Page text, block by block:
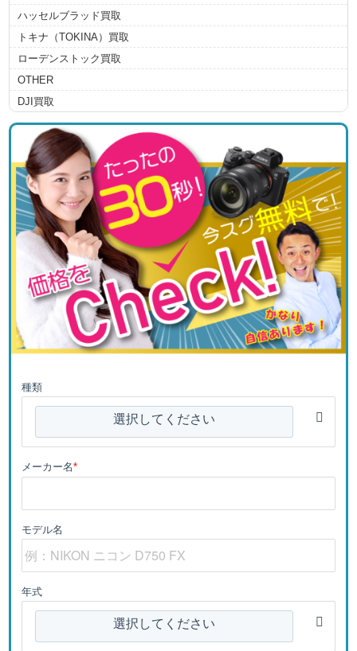
ハッセルブラッド買取
トキナ（TOKINA）買取
ローデンストック買取
OTHER
DJI買取
種類
選択してください
メーカー名*
モデル名
年式
選択してください